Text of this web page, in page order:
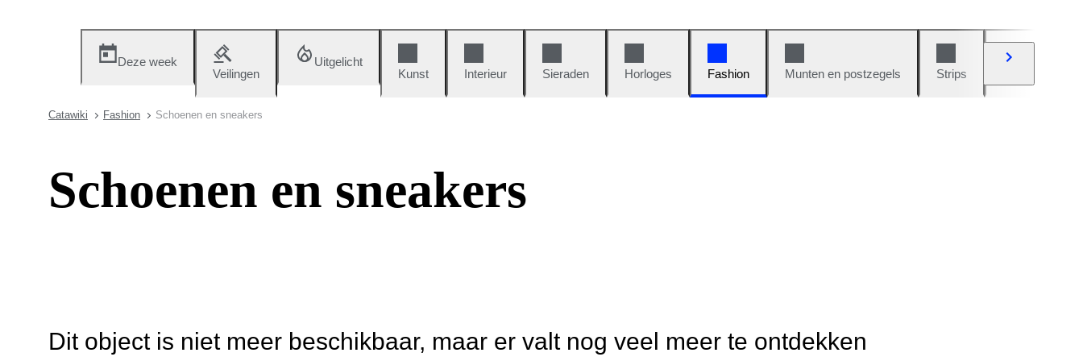
Deze week
Veilingen
Uitgelicht
Kunst
Interieur Sieraden Horloges Fashion Munten en postzegels Strips
Catawiki Fashion Schoenen en sneakers
Schoenen en sneakers
Dit object is niet meer beschikbaar, maar er valt nog veel meer te ontdekken